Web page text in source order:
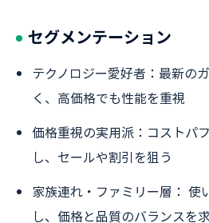
セグメンテーション
テクノロジー愛好者：最新の
く、高価格でも性能を重視
価格重視の実用派：コストパ
し、セールや割引を狙う
家族連れ・ファミリー層： 使
し、価格と品質のバランスを